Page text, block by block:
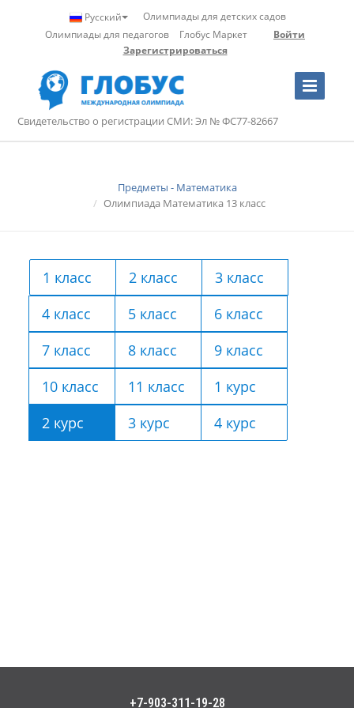
Русский
Олимпиады для детских садов
Олимпиады для педагогов
Глобус Маркет
Войти
Зарегистрироваться
Toggle
Navigation
Свидетельство о регистрации СМИ: Эл № ФС77-82667
Предметы - Математика
Олимпиада Математика 13 класс
1 класс 2 класс
3 класс
4 класс
5 класс
6 класс
7 класс
8 класс
9 класс
10 класс
11 класс
1 курс
2 курс
3 курс 4 курс
+7-903-311-19-28